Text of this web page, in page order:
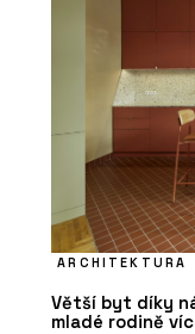
ARCHITEKTURA
Větší byt díky
mladé rodině